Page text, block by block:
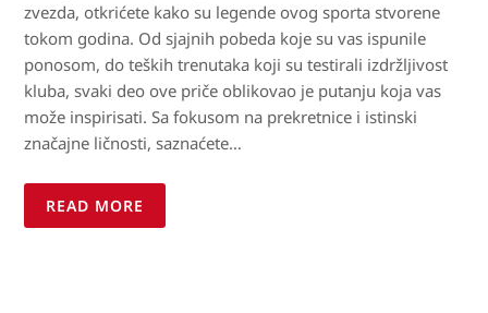
zvezda, otkrićete kako su legende ovog sporta stvorene
tokom godina. Od sjajnih pobeda koje su vas ispunile
ponosom, do teških trenutaka koji su testirali izdržljivost
kluba, svaki deo ove priče oblikovao je putanju koja vas
može inspirisati. Sa fokusom na prekretnice i istinski
značajne ličnosti, saznaćete…
READ MORE